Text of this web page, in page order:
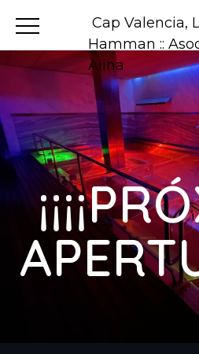
Cap Valencia,
Hamman ::
Alina